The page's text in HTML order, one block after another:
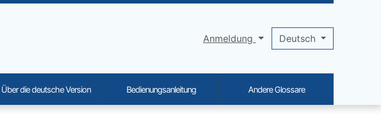
Anmeldung Deutsch
Über die deutsche Version Bedienungsanleitung Andere Glossare